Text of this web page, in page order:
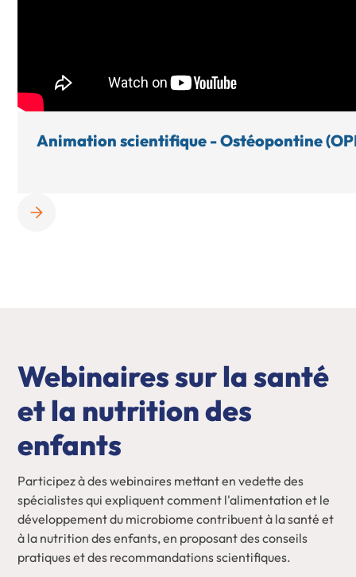
Animation scientifique - Ostéopontine
Webinaires sur la santé
et la nutrition des
enfants
Participez à des webinaires mettant en vedette des
spécialistes qui expliquent comment l'alimentation et le
développement du microbiome contribuent à la santé et
à la nutrition des enfants, en proposant des conseils
pratiques et des recommandations scientifiques.